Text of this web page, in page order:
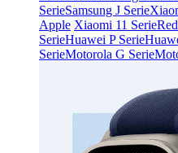
SerieSamsung J Serie
Apple Xiaomi 11 Serie
SerieHuawei P Serie
SerieMotorola G Serie